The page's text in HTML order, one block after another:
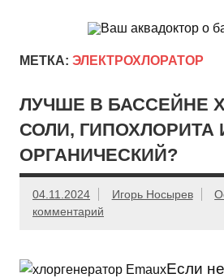
МЕТКА: ЭЛЕКТРОХЛОРАТОР
ЛУЧШЕ В БАССЕЙНЕ
СОЛИ, ГИПОХЛОРИТА
ОРГАНИЧЕСКИЙ?
04.11.2024 Игорь Носырев
комментарий
Если